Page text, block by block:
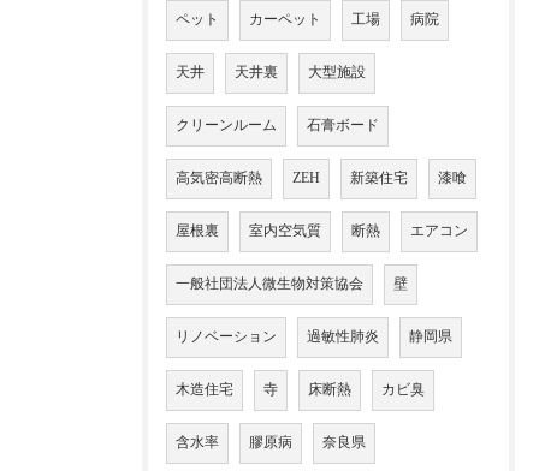
ペット カーペット 工場 病院
天井 天井裏 大型施設
クリーンルーム 石膏ボード
高気密高断熱 ZEH 新築住宅 漆喰
屋根裏 室内空気質 断熱 エアコン
一般社団法人微生物対策協会 壁
リノベーション 過敏性肺炎 静岡県
木造住宅 寺 床断熱 カビ臭
含水率 膠原病 奈良県